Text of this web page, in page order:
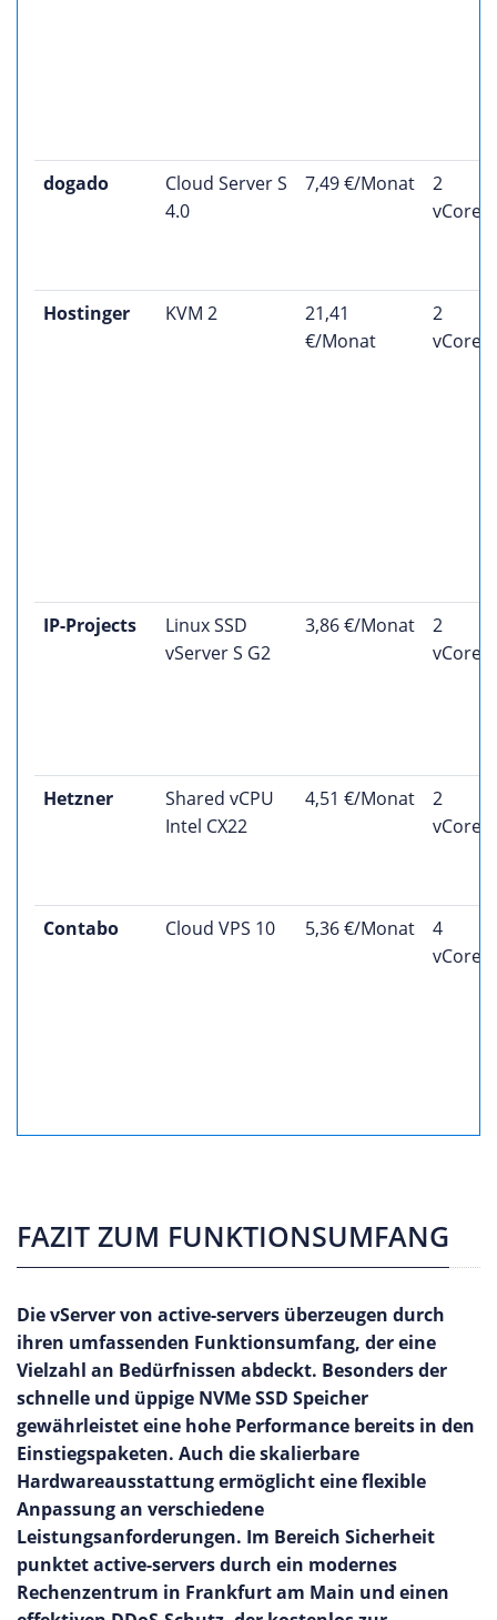
dogado
Cloud Server S
4.0
7,49 €/Monat
2
vCores
Hostinger KVM 2
21,41
€/Monat
2
vCores
IP-Projects
Linux SSD
vServer S G2
3,86 €/Monat
2
vCores
Hetzner
Shared vCPU
Intel CX22
4,51 €/Monat
2
vCores
Contabo Cloud VPS 10 5,36 €/Monat
4
vCores
FAZIT ZUM FUNKTIONSUMFANG
Die vServer von active-servers überzeugen durch
ihren umfassenden Funktionsumfang, der eine
Vielzahl an Bedürfnissen abdeckt. Besonders der
schnelle und üppige NVMe SSD Speicher
gewährleistet eine hohe Performance bereits in den
Einstiegspaketen. Auch die skalierbare
Hardwareausstattung ermöglicht eine flexible
Anpassung an verschiedene
Leistungsanforderungen. Im Bereich Sicherheit
punktet active-servers durch ein modernes
Rechenzentrum in Frankfurt am Main und einen